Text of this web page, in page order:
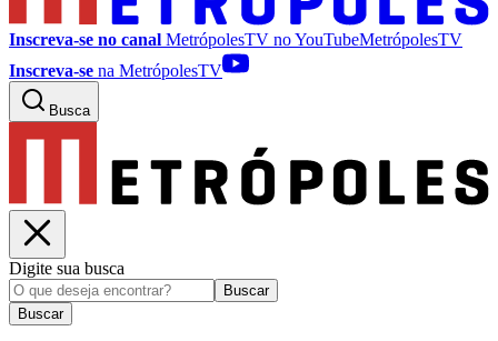
Inscreva-se no canal MetrópolesTV noYouTubeMetrópolesTV
Inscreva-se na MetrópolesTV
Busca
Digite sua busca
Buscar
Buscar